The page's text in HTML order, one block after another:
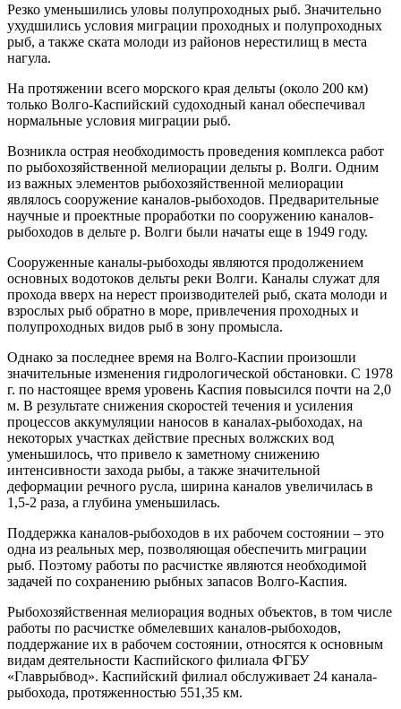
Резко уменьшились уловы полупроходных рыб. Значительно
ухудшились условия миграции проходных и полупроходных
рыб, а также ската молоди из районов нерестилищ в места
нагула.
На протяжении всего морского края дельты (около 200 км)
только Волго-Каспийский судоходный канал обеспечивал
нормальные условия миграции рыб.
Возникла острая необходимость проведения комплекса работ
по рыбохозяйственной мелиорации дельты р. Волги. Одним
из важных элементов рыбохозяйственной мелиорации
являлось сооружение каналов-рыбоходов. Предварительные
научные и проектные проработки по сооружению каналов-
рыбоходов в дельте р. Волги были начаты еще в 1949 году.
Сооруженные каналы-рыбоходы являются продолжением
основных водотоков дельты реки Волги. Каналы служат для
прохода вверх на нерест производителей рыб, ската молоди и
взрослых рыб обратно в море, привлечения проходных и
полупроходных видов рыб в зону промысла.
Однако за последнее время на Волго-Каспии произошли
значительные изменения гидрологической обстановки. С 1978
г. по настоящее время уровень Каспия повысился почти на 2,0
м. В результате снижения скоростей течения и усиления
процессов аккумуляции наносов в каналах-рыбоходах, на
некоторых участках действие пресных волжских вод
уменьшилось, что привело к заметному снижению
интенсивности захода рыбы, а также значительной
деформации речного русла, ширина каналов увеличилась в
1,5-2 раза, а глубина уменьшилась.
Поддержка каналов-рыбоходов в их рабочем состоянии – это
одна из реальных мер, позволяющая обеспечить миграции
рыб. Поэтому работы по расчистке являются необходимой
задачей по сохранению рыбных запасов Волго-Каспия.
Рыбохозяйственная мелиорация водных объектов, в том числе
работы по расчистке обмелевших каналов-рыбоходов,
поддержание их в рабочем состоянии, относятся к основным
видам деятельности Каспийского филиала ФГБУ
«Главрыбвод». Каспийский филиал обслуживает 24 канала-
рыбохода, протяженностью 551,35 км.